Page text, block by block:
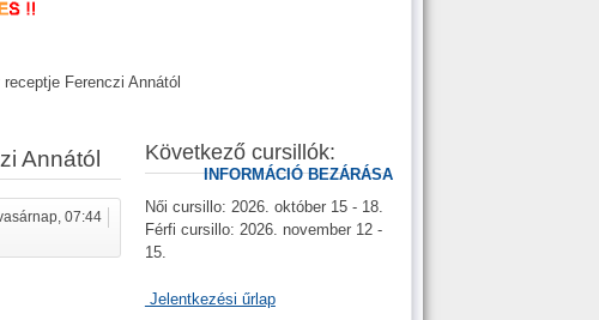
Ferenczi Annától
Annától
07:44
INFORMÁCIÓ BEZÁRÁSA
Következő cursillók:
Női cursillo: 2026. október 15 - 18.
Férfi cursillo: 2026. november 12 -
15.
Jelentkezési űrlap